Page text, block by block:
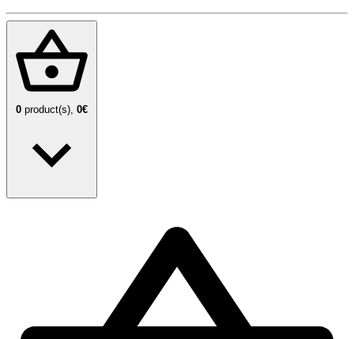
0 product(s), 0€